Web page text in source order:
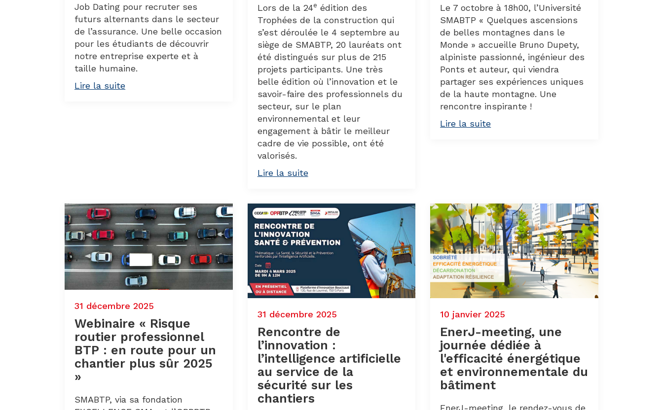
Job Dating pour recruter ses
futurs alternants dans le secteur
de l’assurance. Une belle occasion
pour les étudiants de découvrir
notre entreprise experte et à
taille humaine.
Lire la suite
Lors de la 24e édition des
Trophées de la construction qui
s’est déroulée le 4 septembre au
siège de SMABTP, 20 lauréats ont
été distingués sur plus de 215
projets participants. Une très
belle édition où l’innovation et le
savoir-faire des professionnels du
secteur, sur le plan
environnemental et leur
engagement à bâtir le meilleur
cadre de vie possible, ont été
valorisés.
Lire la suite
Le 7 octobre à 18h00, l’Université
SMABTP « Quelques ascensions
de belles montagnes dans le
Monde » accueille Bruno Dupety,
alpiniste passionné, ingénieur des
Ponts et auteur, qui viendra
partager ses expériences uniques
de la haute montagne. Une
rencontre inspirante !
Lire la suite
31 décembre 2025
Webinaire « Risque
routier professionnel
BTP : en route pour un
chantier plus sûr 2025
»
SMABTP, via sa fondation
31 décembre 2025
Rencontre de
l’innovation :
l’intelligence artificielle
au service de la
sécurité sur les
chantiers
10 janvier 2025
EnerJ-meeting, une
journée dédiée à
l'efficacité énergétique
et environnementale du
bâtiment
EnerJ-meeting, le rendez-vous de